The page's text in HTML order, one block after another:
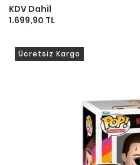
KDV Dahil
1.699,90 TL
Ücretsiz Kargo